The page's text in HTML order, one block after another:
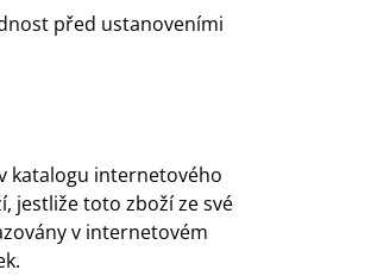
před ustanoveními
katalogu internetového
jestliže toto zboží ze své
v internetovém